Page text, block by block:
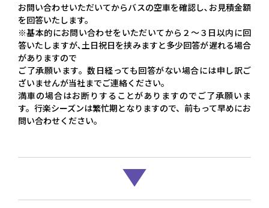
お問い合わせいただいてからバスの空車を確認し､お見積金額
を回答いたします。
※基本的にお問い合わせをいただいてから２～３日以内に回
答いたしますが､土日祝日を挟みますと多少回答が遅れる場合
がありますので
ご了承願います。数日経っても回答がない場合には申し訳ご
ざいませんが当社までご連絡ください。
満車の場合はお断りすることがありますのでご了承願いま
す。行楽シーズンは繁忙期となりますので、前もって早めにお
問い合わせください。